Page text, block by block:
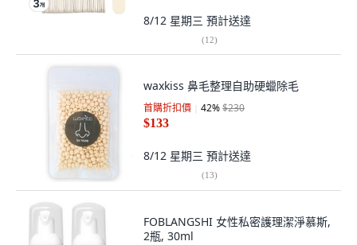
8/12 星期三 預計送達
(12)
waxkiss 鼻毛整理自助硬蠟除毛
首購折扣價 42%$230
$133
8/12 星期三 預計送達
(13)
FOBLANGSHI 女性私密護理潔淨慕斯,
2瓶, 30ml